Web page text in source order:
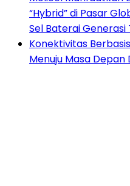
“Hybrid” di Pasar
Sel Baterai
Konektivitas
Menuju Masa